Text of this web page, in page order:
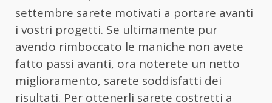
settembre sarete motivati a portare avanti
i vostri progetti. Se ultimamente pur
avendo rimboccato le maniche non avete
fatto passi avanti, ora noterete un netto
miglioramento, sarete soddisfatti dei
risultati. Per ottenerli sarete costretti a